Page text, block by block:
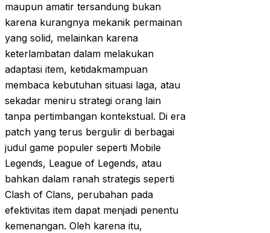
maupun amatir tersandung bukan
karena kurangnya mekanik permainan
yang solid, melainkan karena
keterlambatan dalam melakukan
adaptasi item, ketidakmampuan
membaca kebutuhan situasi laga, atau
sekadar meniru strategi orang lain
tanpa pertimbangan kontekstual. Di era
patch yang terus bergulir di berbagai
judul game populer seperti Mobile
Legends, League of Legends, atau
bahkan dalam ranah strategis seperti
Clash of Clans, perubahan pada
efektivitas item dapat menjadi penentu
kemenangan. Oleh karena itu,